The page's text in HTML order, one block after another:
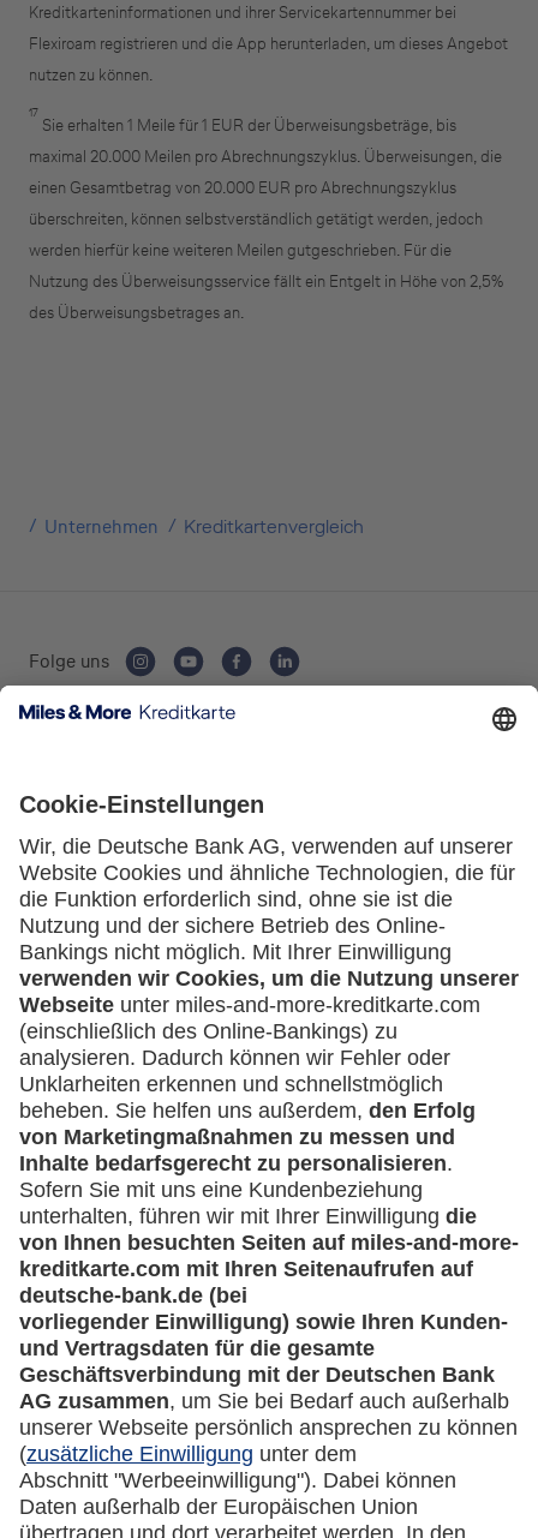
Kreditkarteninformationen und ihrer Servicekartennummer bei
Flexiroam registrieren und die App herunterladen, um dieses Angebot
nutzen zu können.
17
Sie erhalten 1 Meile für 1 EUR der Überweisungsbeträge, bis
maximal 20.000 Meilen pro Abrechnungszyklus. Überweisungen, die
einen Gesamtbetrag von 20.000 EUR pro Abrechnungszyklus
überschreiten, können selbstverständlich getätigt werden, jedoch
werden hierfür keine weiteren Meilen gutgeschrieben. Für die
Nutzung des Überweisungsservice fällt ein Entgelt in Höhe von 2,5%
des Überweisungsbetrages an.
Unternehmen Kreditkartenvergleich
Folge uns
Service
Häufige Fragen
Downloadcenter
Kontakt
Mehr
Kreditkarten-Banking
miles-and-more.com
lufthansa.com
Rechtliches
Impressum
Datenschutz
Cookie Einstellungen